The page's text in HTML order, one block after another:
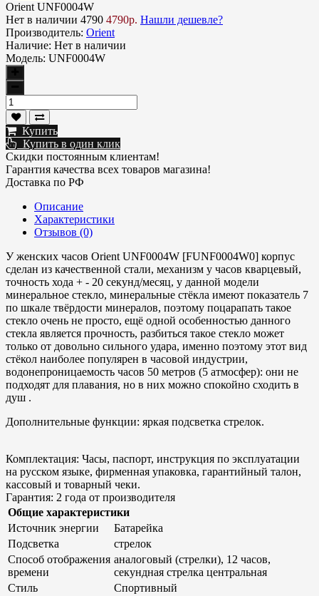
Orient UNF0004W
Нет в наличии 4790 4790р. Нашли дешевле?
Производитель: Orient
Наличие: Нет в наличии
Модель: UNF0004W
Купить
Купить в один клик
Скидки постоянным клиентам!
Гарантия качества всех товаров магазина!
Доставка по РФ
Описание
Характеристики
Отзывов (0)
У женских часов Orient UNF0004W [FUNF0004W0] корпус
сделан из качественной стали, механизм у часов кварцевый,
точность хода + - 20 секунд/месяц, у данной модели
минеральное стекло, минеральные стёкла имеют показатель 7
по шкале твёрдости минералов, поэтому поцарапать такое
стекло очень не просто, ещё одной особенностью данного
стекла является прочность, разбиться такое стекло может
только от довольно сильного удара, именно поэтому этот вид
стёкол наиболее популярен в часовой индустрии,
водонепроницаемость часов 50 метров (5 атмосфер): они не
подходят для плавания, но в них можно спокойно сходить в
душ .
Дополнительные функции: яркая подсветка стрелок.
Комплектация: Часы, паспорт, инструкция по эксплуатации
на русском языке, фирменная упаковка, гарантийный талон,
кассовый и товарный чеки.
Гарантия: 2 года от производителя
Общие характеристики
Источник энергии
Батарейка
Подсветка
стрелок
Способ отображения
времени
аналоговый (стрелки), 12 часов,
секундная стрелка центральная
Стиль
Спортивный